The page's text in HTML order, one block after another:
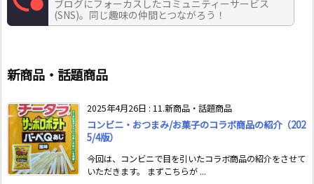
ブログにフォーカスしたコミュニティーサービス
(SNS)。同じ趣味の仲間とつながろう！
新商品・話題商品
2025年4月26日 : 11.新商品・話題商品
コンビニ・おつまみ/お菓子のコラボ商品の紹介（202
5/4版）
今回は、コンビニで目を引いたコラボ商品の紹介をさせて
いただきます。 まずこちらが ...